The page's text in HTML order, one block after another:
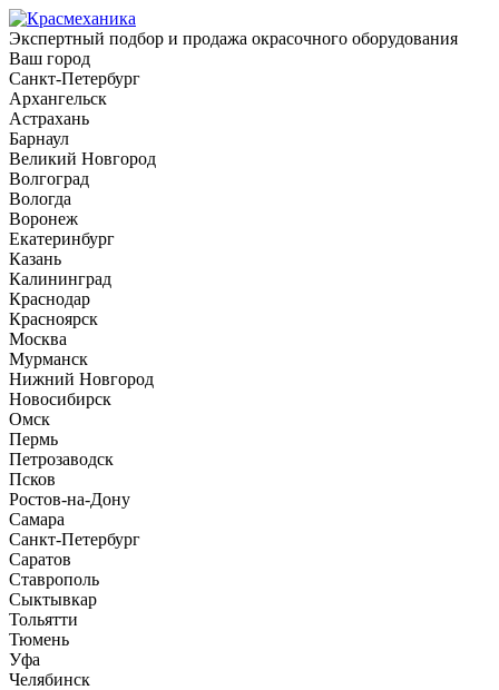
Экспертный подбор и продажа окрасочного оборудования
Ваш город
Санкт-Петербург
Архангельск
Астрахань
Барнаул
Великий Новгород
Волгоград
Вологда
Воронеж
Екатеринбург
Казань
Калининград
Краснодар
Красноярск
Москва
Мурманск
Нижний Новгород
Новосибирск
Омск
Пермь
Петрозаводск
Псков
Ростов-на-Дону
Самара
Санкт-Петербург
Саратов
Ставрополь
Сыктывкар
Тольятти
Тюмень
Уфа
Челябинск